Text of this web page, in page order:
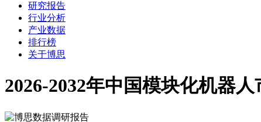
研究报告
行业分析
产业数据
排行榜
关于博思
2026-2032年中国模块化机器